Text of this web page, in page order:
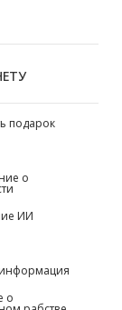
подарок
о
ИИ
о